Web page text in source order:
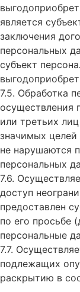
является
заключения
персональных
субъект
7.5. Обработка
осуществления
или третьих
значимых целей
не нарушаются
персональных
7.6.
доступ
предоставлен
по его просьбе
персональные
7.7.
подлежащих
раскрытию в